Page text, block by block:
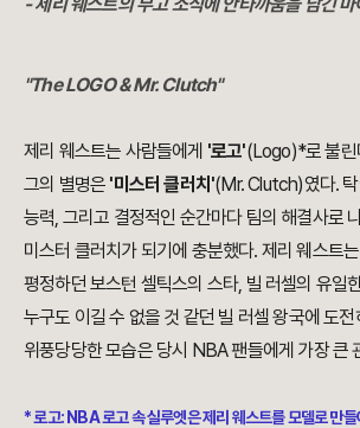
"The LOGO & Mr. Clutch"
제리 웨스트는 사람들에게 '로고'(Logo)*로 불린
그의 별명은 '미스터 클러치'(Mr. Clutch)였다.
능력, 그리고 결정적인 순간마다 팀의 해결사로
미스터 클러치가 되기에 충분했다. 제리 웨스트
평정하던 보스턴 셀틱스의 스타, 빌 러셀의 유일
누구도 이길 수 없을 것 같던 빌 러셀 왕국에 도전
위풍당당한 모습은 당시 NBA 팬들에게 가장 큰
* 로고: NBA 로고 속 실루엣은 제리 웨스트를 모델로 만